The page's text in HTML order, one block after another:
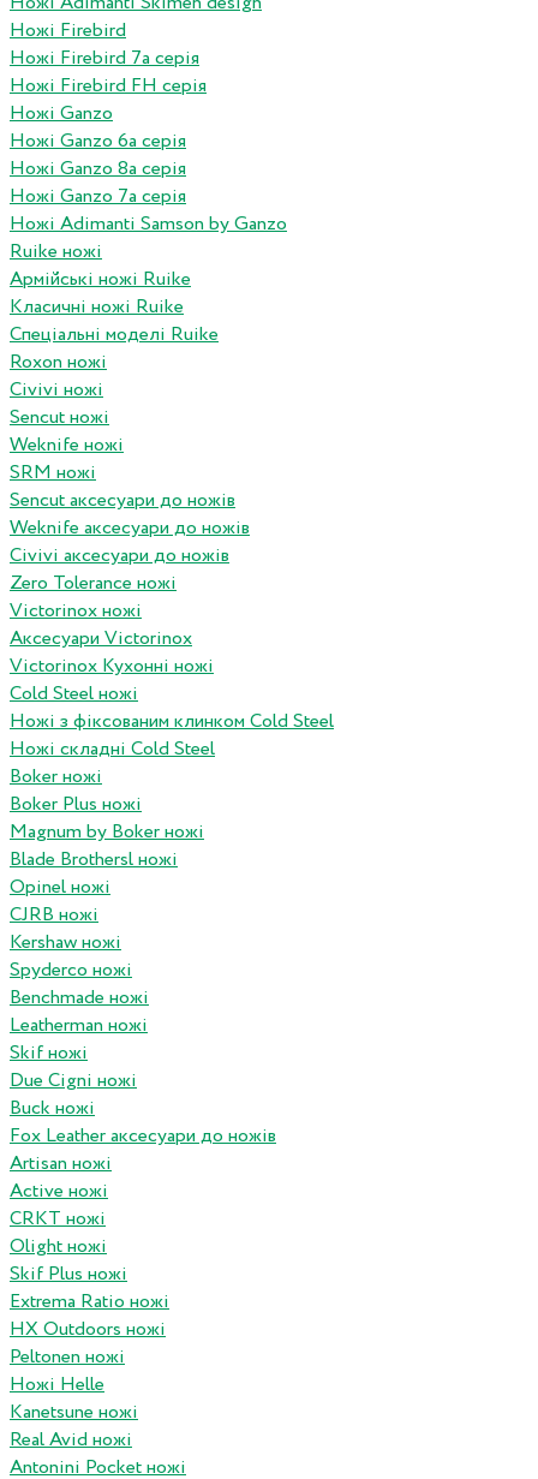
Ножі Firebird
Ножі Firebird 7а серія
Ножі Firebird FH серія
Ножі Ganzo
Ножі Ganzo 6а серія
Ножі Ganzo 8а серія
Ножі Ganzo 7а серія
Ножі Adimanti Samson by Ganzo
Ruike ножі
Армійські ножі Ruike
Класичні ножі Ruike
Спеціальні моделі Ruike
Roxon ножi
Civivi ножі
Sencut ножі
Weknife ножі
SRM ножі
Sencut аксесуари до ножів
Weknife аксесуари до ножів
Civivi аксесуари до ножів
Zero Tolerance ножі
Victorinox ножі
Аксесуари Victorinox
Victorinox Кухонні ножі
Cold Steel ножі
Ножі з фіксованим клинком Cold Steel
Ножі складні Cold Steel
Boker ножі
Boker Plus ножі
Magnum by Boker ножі
Blade Brothersl ножі
Opinel ножі
CJRB ножі
Kershaw ножі
Spyderco ножі
Benchmade ножі
Leatherman ножі
Skif ножі
Due Cigni ножі
Buck ножі
Fox Leather аксесуари до ножів
Artisan ножі
Active ножі
CRKT ножі
Olight ножі
Skif Plus ножі
Extrema Ratio ножі
HX Outdoors ножі
Peltonen ножі
Ножі Helle
Kanetsune ножі
Real Avid ножі
Antonini Pocket ножі